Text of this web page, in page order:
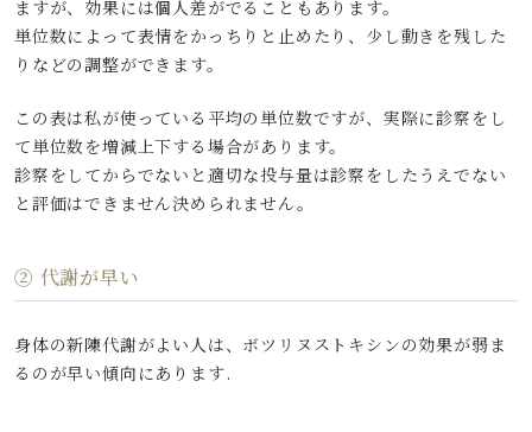
ますが、効果には個人差がでることもあります。
単位数によって表情をかっちりと止めたり、少し動きを残した
りなどの調整ができます。
この表は私が使っている平均の単位数ですが、実際に診察をし
て単位数を増減上下する場合があります。
診察をしてからでないと適切な投与量は診察をしたうえでない
と評価はできません決められません。
② 代謝が早い
身体の新陳代謝がよい人は、ボツリヌストキシンの効果が弱ま
るのが早い傾向にあります.